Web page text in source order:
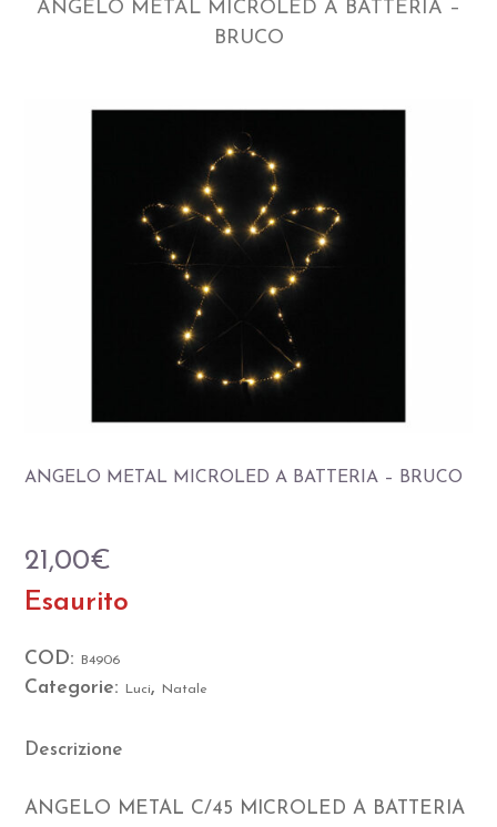
ANGELO METAL MICROLED A BATTERIA –
BRUCO
ANGELO METAL MICROLED A BATTERIA – BRUCO
21,00€
Esaurito
COD: B4906
Categorie: Luci, Natale
Descrizione
ANGELO METAL C/45 MICROLED A BATTERIA